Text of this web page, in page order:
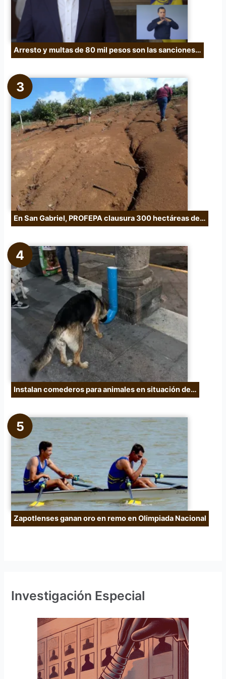
Arresto y multas de 80 mil pesos son las sanciones…
En San Gabriel, PROFEPA clausura 300 hectáreas de…
Instalan comederos para animales en situación de…
Zapotlenses ganan oro en remo en Olimpiada Nacional
Investigación Especial